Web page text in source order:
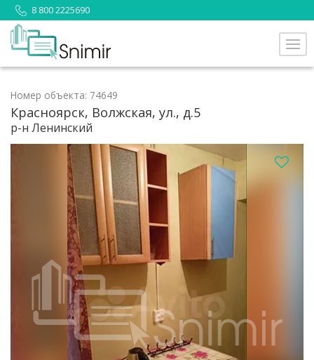
8 800 2225690
Номер объекта: 74649
Красноярск, Волжская, ул., д.5
р-н Ленинский